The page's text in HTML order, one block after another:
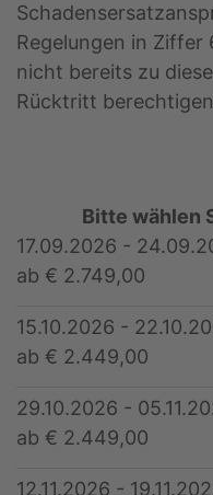
Regelungen in Ziffer
nicht bereits zu
Rücktritt
Bitte wählen
17.09.2026 -
ab € 2.749,00
15.10.2026 -
ab € 2.449,00
29.10.2026 -
ab € 2.449,00
12.11.2026 -